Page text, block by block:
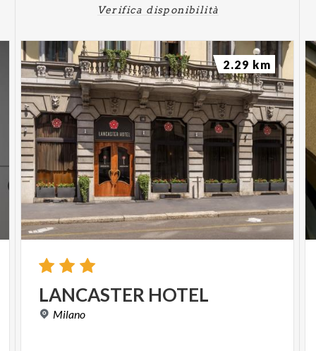
Verifica disponibilità
LANCASTER HOTEL
Milano
2.29 km